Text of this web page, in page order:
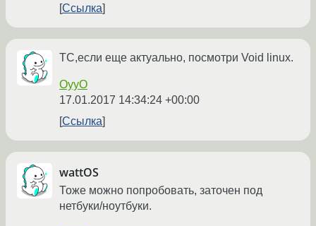
Ссылка
ТС,если еще актуально, посмотри Void linux.
OyyO
17.01.2017 14:34:24 +00:00
Ссылка
wattOS
Тоже можно попробовать, заточен под
нетбуки/ноутбуки.